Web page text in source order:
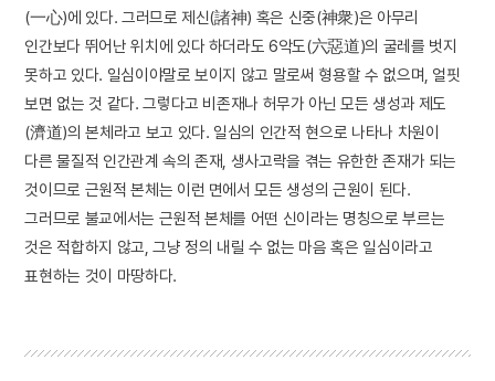
(一心)에 있다. 그러므로 제신(諸神) 혹은 신중(神衆)은 아무리
인간보다 뛰어난 위치에 있다 하더라도 6악도(六惡道)의 굴레를 벗지
못하고 있다. 일심이야말로 보이지 않고 말로써 형용할 수 없으며, 얼핏
보면 없는 것 같다. 그렇다고 비존재나 허무가 아닌 모든 생성과 제도
(濟道)의 본체라고 보고 있다. 일심의 인간적 현으로 나타나 차원이
다른 물질적 인간관계 속의 존재, 생사고락을 겪는 유한한 존재가 되는
것이므로 근원적 본체는 이런 면에서 모든 생성의 근원이 된다.
그러므로 불교에서는 근원적 본체를 어떤 신이라는 명칭으로 부르는
것은 적합하지 않고, 그냥 정의 내릴 수 없는 마음 혹은 일심이라고
표현하는 것이 마땅하다.